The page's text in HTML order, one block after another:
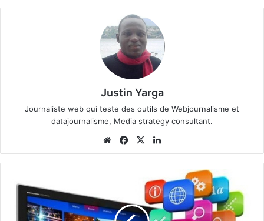
Justin Yarga
Journaliste web qui teste des outils de Webjournalisme et
datajournalisme, Media strategy consultant.
We
bsi
Fa
ce
X
ke